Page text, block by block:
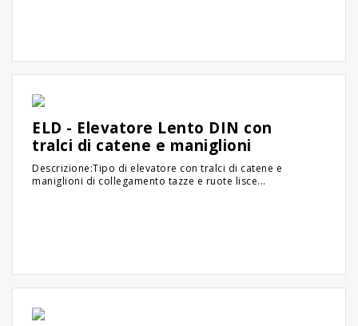
ELD - Elevatore Lento DIN con
tralci di catene e maniglioni
Descrizione:Tipo di elevatore con tralci di catene e
maniglioni di collegamento tazze e ruote lisce...